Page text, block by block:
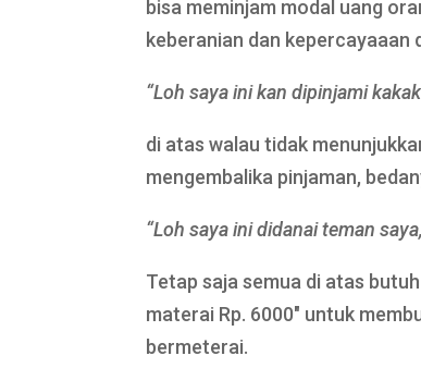
bisa meminjam modal uang
keberanian dan kepercayaaan
“Loh saya ini kan dipinjami
di atas walau tidak
mengembalika pinjaman,
“Loh saya ini didanai teman
Tetap saja semua di atas
materai Rp. 6000″ untuk
bermeterai.